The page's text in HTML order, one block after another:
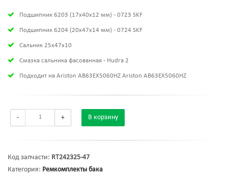
Подшипник 6203 (17х40х12 мм) - 0723 SKF
Подшипник 6204 (20х47х14 мм) - 0724 SKF
Сальник 25x47x10
Смазка сальника фасованная - Hudra 2
Подходит на Ariston AB63EX5060HZ Ariston AB63EX5060HZ
- + В корзину
Код запчасти: RT242325-47
Категория: Ремкомплекты бака